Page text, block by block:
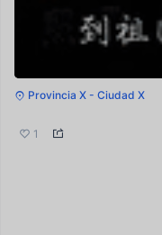
Provincia X - Ciudad X
1